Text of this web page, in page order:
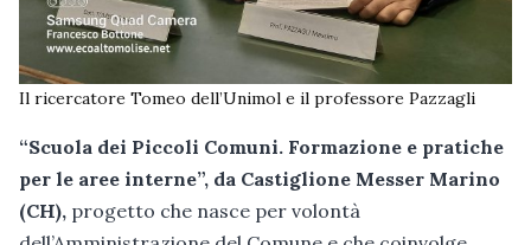
Il ricercatore Tomeo dell’Unimol e il professore Pazzagli
“Scuola dei Piccoli Comuni. Formazione e pratiche
per le aree interne”, da Castiglione Messer Marino
(CH), progetto che nasce per volontà